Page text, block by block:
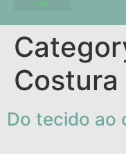
Do tecido ao